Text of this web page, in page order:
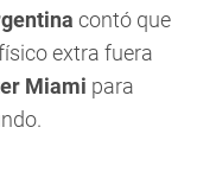
contó que
extra fuera
Miami para